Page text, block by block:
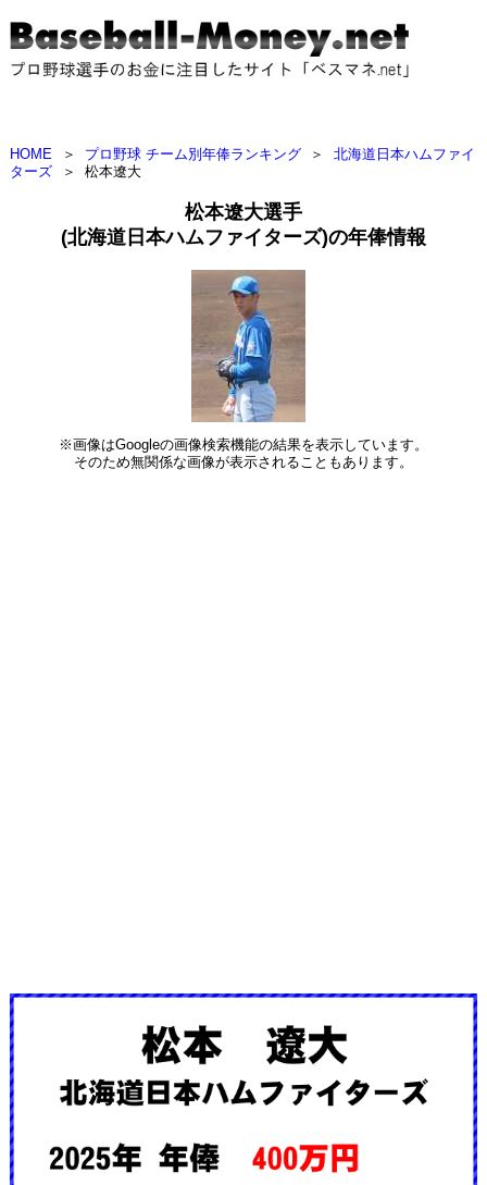
HOME ＞ プロ野球 チーム別年俸ランキング ＞
北海道日本ハムファイ
ターズ
＞ 松本遼大
松本遼大選手
(北海道日本ハムファイターズ)の年俸情報
※画像はGoogleの画像検索機能の結果を表示しています。
そのため無関係な画像が表示されることもあります。